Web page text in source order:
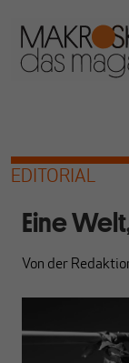
EDITORIAL
Eine
Von der